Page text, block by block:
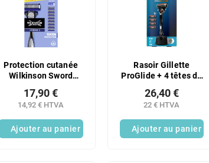
Protection cutanée
Wilkinson Sword
rechange
14,92 € HTVA
17,90 €
Ajouter au panier
Rasoir Gillette
ProGlide + 4 têtes de
offert
22 € HTVA
26,40 €
Ajouter au panier